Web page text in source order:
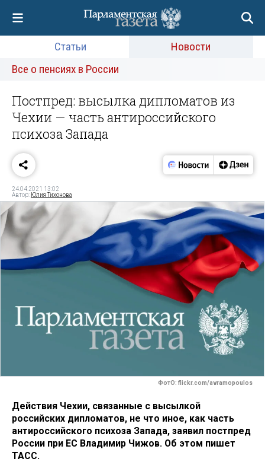
Статьи
Новости
Все о пенсиях в России
Постпред: высылка дипломатов из
Чехии — часть антироссийского
психоза Запада
24.04.2021 13:02
Автор: Юлия Тихонова
ФотО: flickr.com/avramopoulos
Действия Чехии, связанные с высылкой
российских дипломатов, не что иное, как часть
антироссийского психоза Запада, заявил постпред
России при ЕС Владимир Чижов. Об этом пишет
ТАСС.